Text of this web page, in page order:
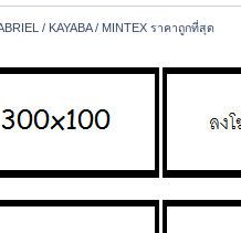
/ KAYABA / MINTEX ราคาถูกที่สุด